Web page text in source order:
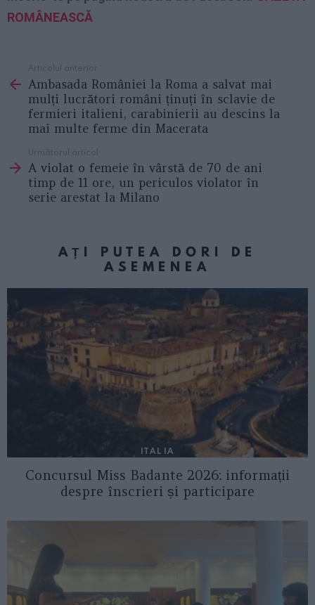
ROMÂNEASCĂ
more
Articolul anterior
Ambasada României la Roma a salvat mai
mulți lucrători români ținuți în sclavie de
fermieri italieni, carabinierii au descins la
mai multe ferme din Macerata
Următorul articol
A violat o femeie în vârstă de 70 de ani
timp de 11 ore, un periculos violator în
serie arestat la Milano
AȚI PUTEA DORI DE
ASEMENEA
ITALIA
Concursul Miss Badante 2026: informații
despre înscrieri și participare